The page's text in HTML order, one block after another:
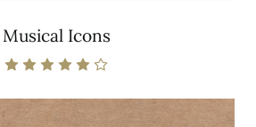
Musical Icons